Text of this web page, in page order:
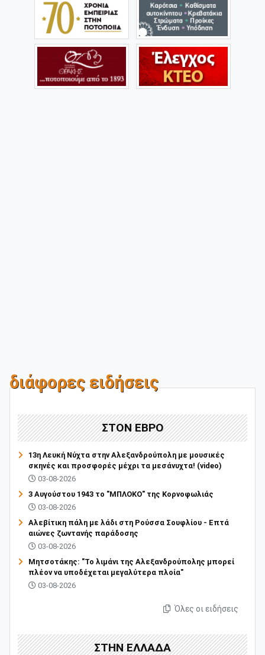
διάφορες ειδήσεις
ΣΤΟΝ ΕΒΡΟ
13η Λευκή Νύχτα στην Αλεξανδρούπολη με μουσικές
σκηνές και προσφορές μέχρι τα μεσάνυχτα! (video)
03-08-2026
3 Αυγούστου 1943 το "ΜΠΛΟΚΟ" της Κορνοφωλιάς
03-08-2026
Αλεβίτικη πάλη με λάδι στη Ρούσσα Σουφλίου - Επτά
αιώνες ζωντανής παράδοσης
03-08-2026
Μητσοτάκης: "Το λιμάνι της Αλεξανδρούπολης μπορεί
πλέον να υποδέχεται μεγαλύτερα πλοία"
03-08-2026
Όλες οι ειδήσεις
ΣΤΗΝ ΕΛΛΑΔΑ